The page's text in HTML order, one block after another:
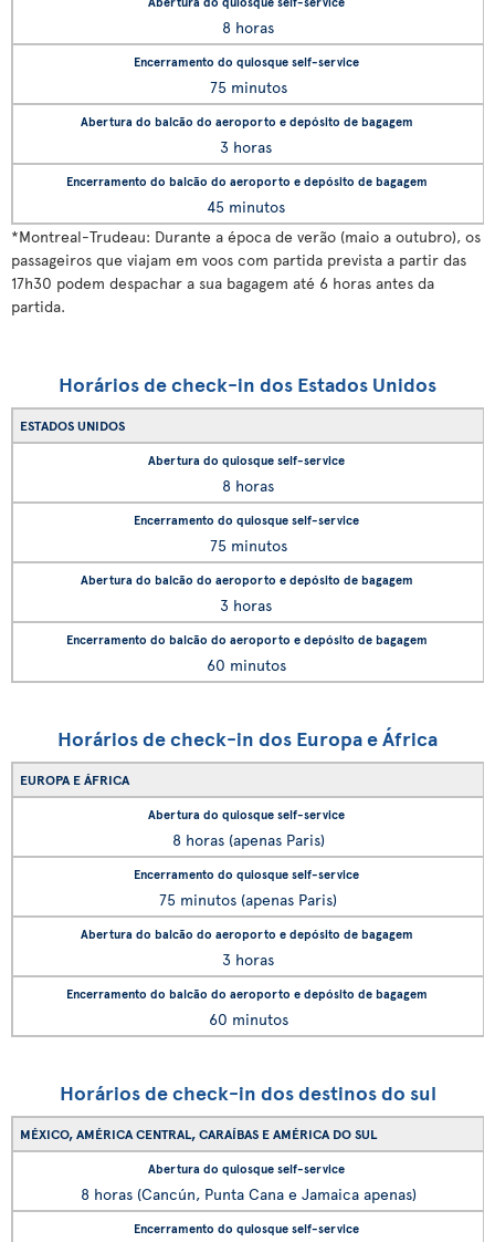
8 horas
75 minutos
3 horas
45 minutos
*Montreal-Trudeau: Durante a época de verão (maio a outubro), os
passageiros que viajam em voos com partida prevista a partir das
17h30 podem despachar a sua bagagem até 6 horas antes da
partida.
Horários de check-in dos Estados Unidos
ESTADOS UNIDOS
8 horas
75 minutos
3 horas
60 minutos
Horários de check-in dos Europa e África
EUROPA E ÁFRICA
8 horas (apenas Paris)
75 minutos (apenas Paris)
3 horas
60 minutos
Horários de check-in dos destinos do sul
MÉXICO, AMÉRICA CENTRAL, CARAÍBAS E AMÉRICA DO SUL
8 horas (Cancún, Punta Cana e Jamaica apenas)